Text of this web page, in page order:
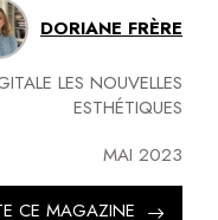
DORIANE FRÈRE
LES NOUVELLES
ESTHÉTIQUES
MAI 2023
CE MAGAZINE